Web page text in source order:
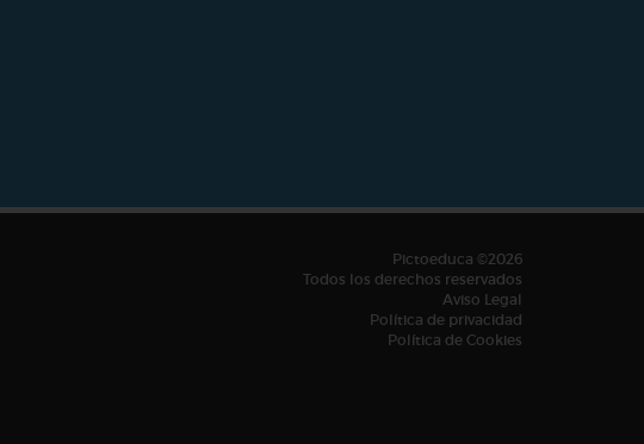
Pictoeduca ©2026
Todos los derechos reservados
Aviso Legal
Política de privacidad
Política de Cookies